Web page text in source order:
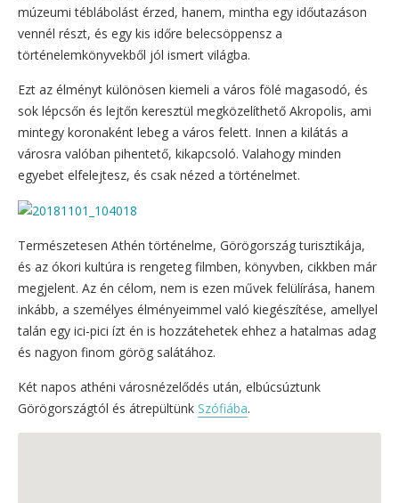
múzeumi téblábolást érzed, hanem, mintha egy időutazáson
vennél részt, és egy kis időre belecsöppensz a
történelemkönyvekből jól ismert világba.
Ezt az élményt különösen kiemeli a város fölé magasodó, és
sok lépcsőn és lejtőn keresztül megközelíthető Akropolis, ami
mintegy koronaként lebeg a város felett. Innen a kilátás a
városra valóban pihentető, kikapcsoló. Valahogy minden
egyebet elfelejtesz, és csak nézed a történelmet.
Természetesen Athén történelme, Görögország turisztikája,
és az ókori kultúra is rengeteg filmben, könyvben, cikkben már
megjelent. Az én célom, nem is ezen művek felülírása, hanem
inkább, a személyes élményeimmel való kiegészítése, amellyel
talán egy ici-pici ízt én is hozzátehetek ehhez a hatalmas adag
és nagyon finom görög salátához.
Két napos athéni városnézelődés után, elbúcsúztunk
Görögországtól és átrepültünk Szófiába.